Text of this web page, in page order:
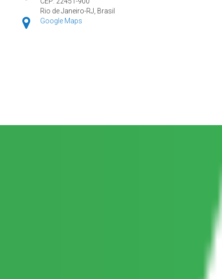
Rio de Janeiro-RJ, Brasil
Google Maps